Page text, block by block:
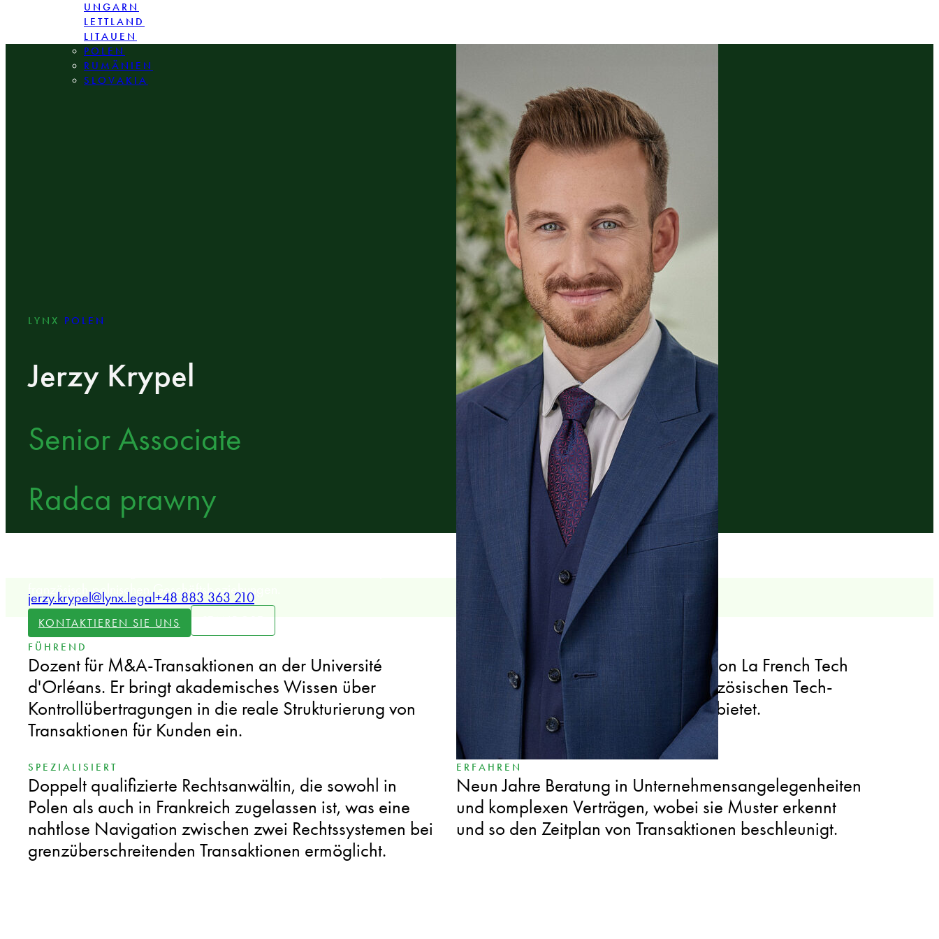
UNGARN
LETTLAND
LITAUEN
POLEN
RUMÄNIEN
SLOVAKIA
LYNX POLEN
Jerzy Krypel
Senior Associate
Radca prawny
französisch-polnischen Geschäftsbeziehungen.
KONTAKTIEREN SIE UNS
jerzy.krypel@lynx.legal+48 883 363 210
FÜHREND
Dozent für M&A-Transaktionen an der Université
d'Orléans. Er bringt akademisches Wissen über
Kontrollübertragungen in die reale Strukturierung von
Transaktionen für Kunden ein.
VERNETZT
Mitglied des Aufsichtsausschusses von La French Tech
Poland, der direkten Zugang zu französischen Tech-
Investoren und Marktinformationen bietet.
SPEZIALISIERT
Doppelt qualifizierte Rechtsanwältin, die sowohl in
Polen als auch in Frankreich zugelassen ist, was eine
nahtlose Navigation zwischen zwei Rechtssystemen bei
grenzüberschreitenden Transaktionen ermöglicht.
ERFAHREN
Neun Jahre Beratung in Unternehmensangelegenheiten
und komplexen Verträgen, wobei sie Muster erkennt
und so den Zeitplan von Transaktionen beschleunigt.